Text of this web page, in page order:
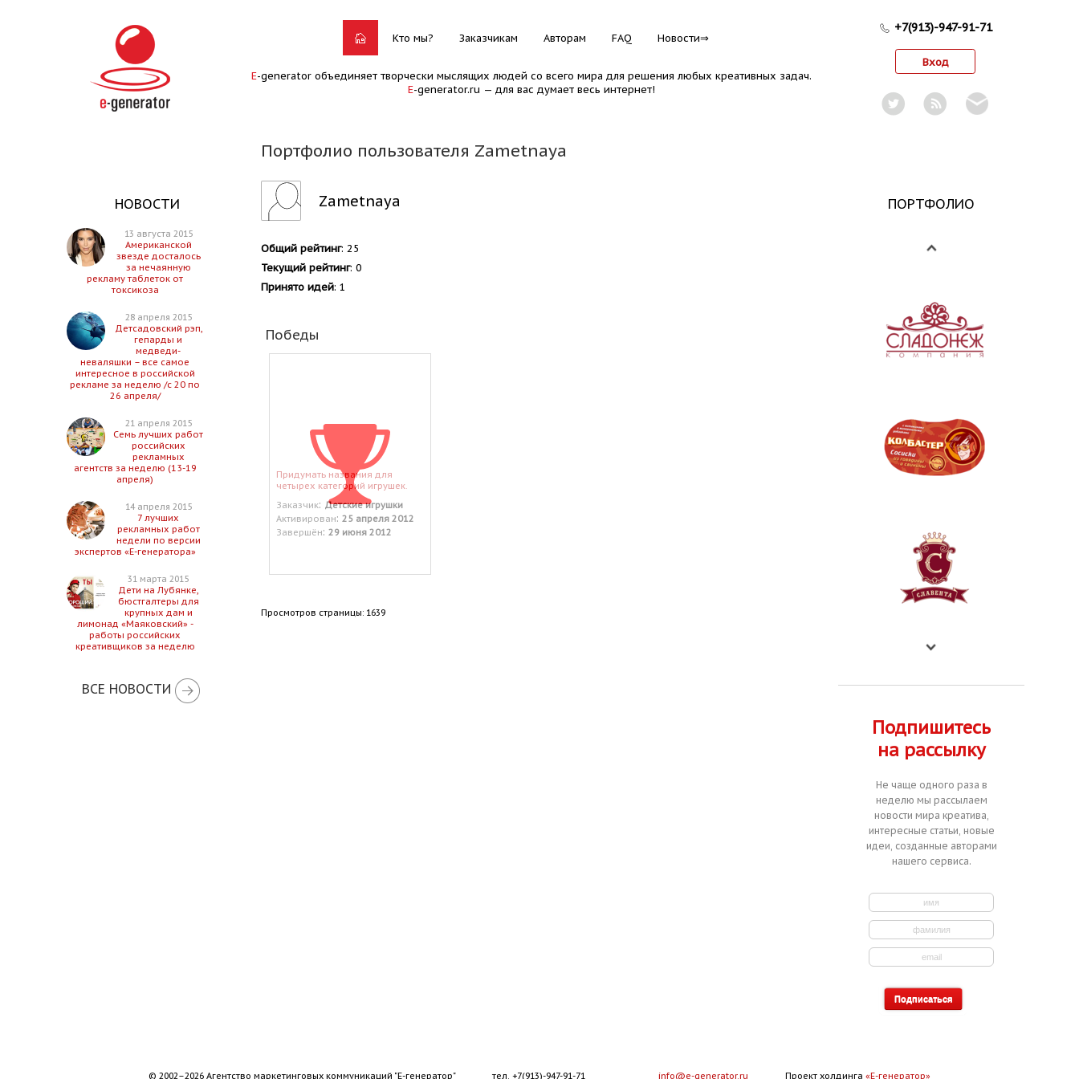
Кто мы? Заказчикам Авторам FAQ Новости
E-generator объединяет творчески мыслящих людей со всего мира для решения любых креативных задач.
E-generator.ru — для вас думает весь интернет!
+7(913)-947-91-71
Вход
Портфолио пользователя Zametnaya
НОВОСТИ
13 августа 2015
Американской
звезде досталось
за нечаянную
рекламу таблеток от
токсикоза
28 апреля 2015
Детсадовский рэп,
гепарды и
медведи-
неваляшки – все самое
интересное в российской
рекламе за неделю /с 20 по
26 апреля/
21 апреля 2015
Семь лучших работ
российских
рекламных
агентств за неделю (13-19
апреля)
14 апреля 2015
7 лучших
рекламных работ
недели по версии
экспертов «Е-генератора»
31 марта 2015
Дети на Лубянке,
бюстгалтеры для
крупных дам и
лимонад «Маяковский» -
работы российских
креативщиков за неделю
ВСЕ НОВОСТИ
Zametnaya
Общий рейтинг: 25
Текущий рейтинг: 0
Принято идей: 1
Победы
Придумать названия для
четырех категорий игрушек.
Заказчик: Детские игрушки
Активирован: 25 апреля 2012
Завершён: 29 июня 2012
Просмотров страницы: 1639
ПОРТФОЛИО
Подпишитесь
на рассылку
Не чаще одного раза в
неделю мы рассылаем
новости мира креатива,
интересные статьи, новые
идеи, созданные авторами
нашего сервиса.
© 2002–2026 Агентство маркетинговых коммуникаций "Е-генератор" тел. +7(913)-947-91-71 info@e-generator.ru Проект холдинга«Е-генератор»